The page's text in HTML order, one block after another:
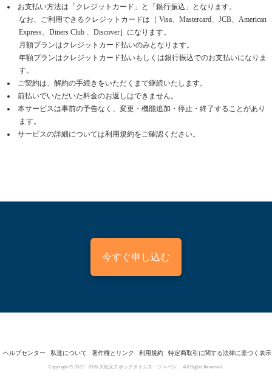
お支払い方法は「クレジットカード」と「銀行振込」となります。
なお、ご利用できるクレジットカードは［ Visa、Mastercard、JCB、American
Express、Diners Club 、Discover］になります。
月額プランはクレジットカード払いのみとなります。
年額プランはクレジットカード払いもしくは銀行振込でのお支払いになりま
す。
ご契約は、解約の手続きをいただくまで継続いたします。
前払いでいただいた料金のお返しはできません。
本サービスは事前の予告なく、変更・機能追加・停止・終了することがあり
ます。
サービスの詳細については利用規約をご確認ください。
今すぐ申し込む
ヘルプセンター 私達について 著作権とリンク 利用規約 特定商取引に関する法律に基づく表示
Copyright © 2022 - 2026 大紀元エポックタイムズ・ジャパン. All Rights Reserved.